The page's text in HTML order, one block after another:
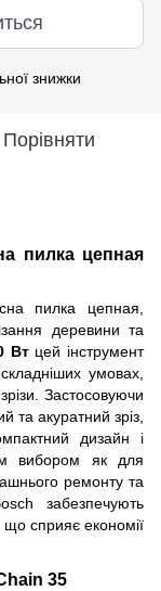
знижки
Порівняти
пилка цепная
пилка цепная,
деревини та
Втцей інструмент
умовах,
Застосовуючи
та акуратний зріз,
дизайн і
вибором як для
ремонту та
забезпечують
що сприяє економії
35